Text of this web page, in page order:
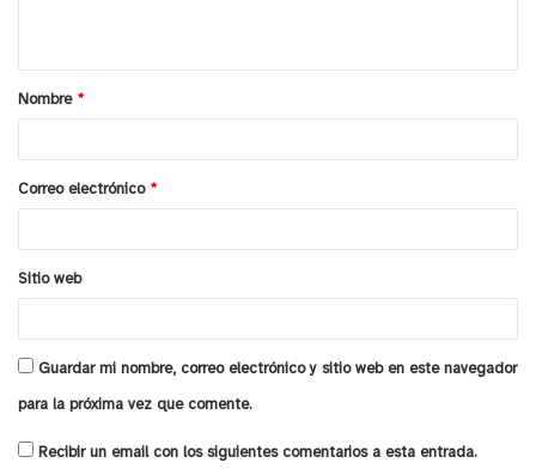
retomen las labores de búsqueda en terreno, con
la participación de equipos especializados, entre
podrían no haber sido inspeccionados en
mientras la arista por presunta obstrucción a la
justicia continúa abierta y en desarrollo.
y tú, ¿qué opinas?
a
r
*
Nombre *
Correo electrónico *
Sitio web
Guardar mi nombre, correo electrónico y sitio web en este navegador
para la próxima vez que comente.
Recibir un email con los siguientes comentarios a esta entrada.